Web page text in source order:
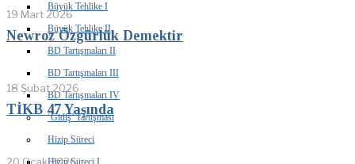
Büyük Tehlike I
Büyük Tehlike II
BD Tartışmaları II
BD Tartışmaları III
BD Tartışmaları IV
‘Gidiş’ Tartışması
Hizip Süreci
Hizip Süreci I
19 Mart 2026
Newroz Özgürlük Demektir
18 Şubat 2026
TİKB 47 Yaşında
20 Ocak 2026